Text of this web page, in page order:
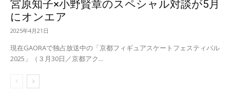
宮原知子×小野賢章のスペシャル対談が5月
にオンエア
2025年4月21日
現在GAORAで独占放送中の「京都フィギュアスケートフェスティバル
2025」（３月30日／京都アク...